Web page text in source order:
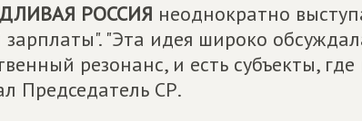
РОССИЯ неоднократно
"Эта идея широко
резонанс, и есть субъекты,
Председатель СР.